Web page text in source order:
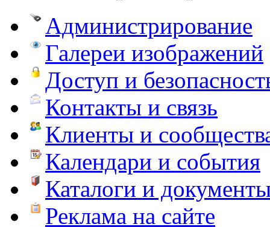
Администрирование
Галереи изображений
Доступ и
Контакты и связь
Клиенты и
Календари и события
Каталоги и
Реклама на сайте